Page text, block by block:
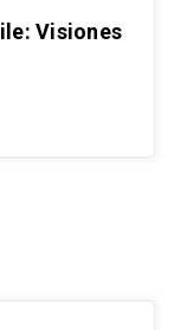
Visiones